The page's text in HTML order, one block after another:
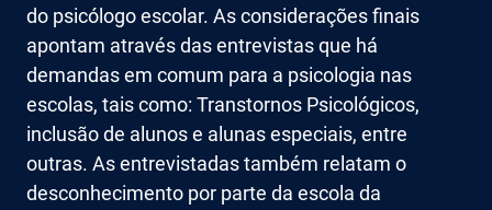
do psicólogo escolar. As considerações finais
apontam através das entrevistas que há
demandas em comum para a psicologia nas
escolas, tais como: Transtornos Psicológicos,
inclusão de alunos e alunas especiais, entre
outras. As entrevistadas também relatam o
desconhecimento por parte da escola da